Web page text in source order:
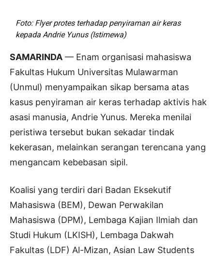
Foto: Flyer protes terhadap penyiraman air keras
kepada Andrie Yunus (Istimewa)
SAMARINDA — Enam organisasi mahasiswa
Fakultas Hukum Universitas Mulawarman
(Unmul) menyampaikan sikap bersama atas
kasus penyiraman air keras terhadap aktivis hak
asasi manusia, Andrie Yunus. Mereka menilai
peristiwa tersebut bukan sekadar tindak
kekerasan, melainkan serangan terencana yang
mengancam kebebasan sipil.
Koalisi yang terdiri dari Badan Eksekutif
Mahasiswa (BEM), Dewan Perwakilan
Mahasiswa (DPM), Lembaga Kajian Ilmiah dan
Studi Hukum (LKISH), Lembaga Dakwah
Fakultas (LDF) Al-Mizan, Asian Law Students